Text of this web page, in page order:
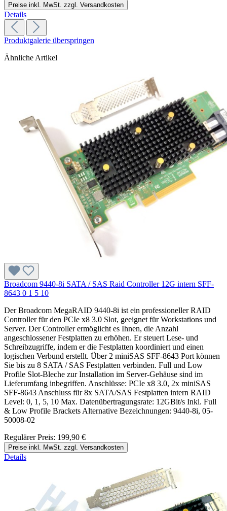
Preise inkl. MwSt. zzgl. Versandkosten
Details
Produktgalerie überspringen
Ähnliche Artikel
Broadcom 9440-8i SATA / SAS Raid Controller 12G intern SFF-
8643 0 1 5 10
Der Broadcom MegaRAID 9440-8i ist ein professioneller RAID
Controller für den PCIe x8 3.0 Slot, geeignet für Workstations und
Server. Der Controller ermöglicht es Ihnen, die Anzahl
angeschlossener Festplatten zu erhöhen. Er steuert Lese- und
Schreibzugriffe, indem er die Festplatten koordiniert und einen
logischen Verbund erstellt. Über 2 miniSAS SFF-8643 Port können
Sie bis zu 8 SATA / SAS Festplatten verbinden. Full und Low
Profile Slot-Bleche zur Installation im Server-Gehäuse sind im
Lieferumfang inbegriffen. Anschlüsse: PCIe x8 3.0, 2x miniSAS
SFF-8643 Anschluss für 8x SATA/SAS Festplatten intern RAID
Level: 0, 1, 5, 10 Max. Datenübertragungsrate: 12GBit/s Inkl. Full
& Low Profile Brackets Alternative Bezeichnungen: 9440-8i, 05-
50008-02
Regulärer Preis: 199,90 €
Preise inkl. MwSt. zzgl. Versandkosten
Details